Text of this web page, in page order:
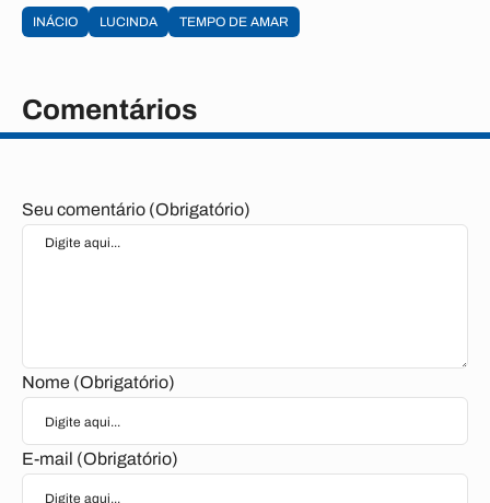
INÁCIO LUCINDA TEMPO DE AMAR
Comentários
Seu comentário (Obrigatório)
Nome (Obrigatório)
E-mail (Obrigatório)